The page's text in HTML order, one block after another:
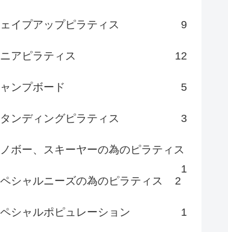
イプアップピラティス 9
アピラティス 12
ンプボード 5
ンディングピラティス 3
ボー、スキーヤーの為のピラティス
1
シャルニーズの為のピラティス
2
シャルポピュレーション 1